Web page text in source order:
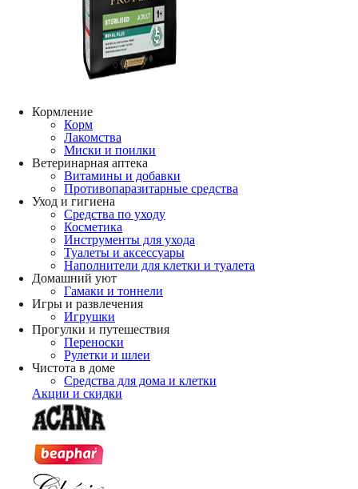
Кормление
Корм
Лакомства
Миски и поилки
Ветеринарная аптека
Витамины и добавки
Противопаразитарные средства
Уход и гигиена
Средства по уходу
Косметика
Инструменты для ухода
Туалеты и аксессуары
Наполнители для клетки и туалета
Домашний уют
Гамаки и тоннели
Игры и развлечения
Игрушки
Прогулки и путешествия
Переноски
Рулетки и шлеи
Чистота в доме
Средства для дома и клетки
Акции и скидки